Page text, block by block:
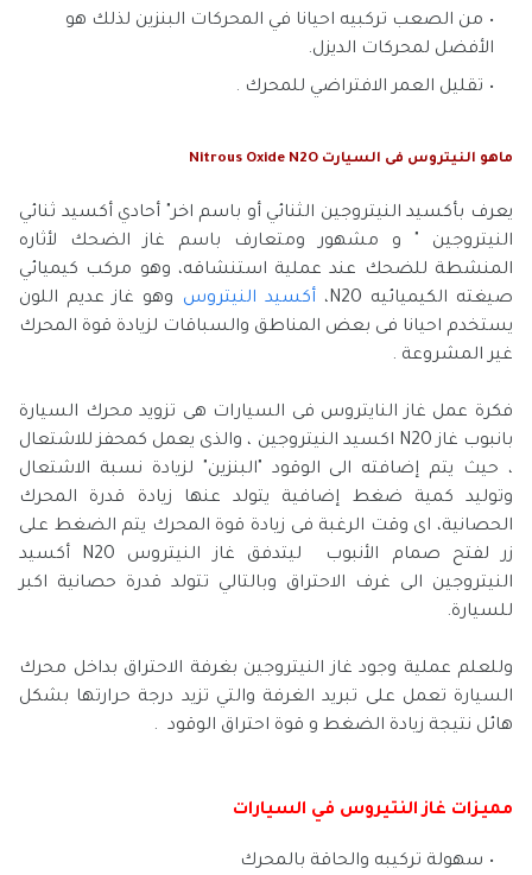
من الصعب تركبيه احيانا في المحركات البنزين لذلك هو
الأفضل لمحركات الديزل.
تقليل العمر الافتراضي للمحرك .
ماهو النيتروس فى السيارت Nitrous Oxide N2O
يعرف بأكسيد النيتروجين الثنائي أو باسم اخر" أحادي أكسيد ثنائي
النيتروجين " و مشهور ومتعارف باسم غاز الضحك لأثاره
المنشطة للضحك عند عملية استنشاقه، وهو مركب كيميائي
صيغته الكيميائيه N2O،
أكسيد النيتروس وهو غاز عديم اللون
يستخدم احيانا فى بعض المناطق والسباقات لزيادة قوة المحرك
غير المشروعة .
فكرة عمل غاز النايتروس فى السيارات هى تزويد محرك السيارة
بانبوب غاز N2O اكسيد النيتروجين ، والذى يعمل كمحفز للاشتعال
، حيث يتم إضافته الى الوقود "البنزين" لزيادة نسبة الاشتعال
وتوليد كمية ضغط إضافية يتولد عنها زيادة قدرة المحرك
الحصانية، اى وقت الرغبة فى زيادة قوة المحرك يتم الضغط على
زر لفتح صمام الأنبوب ليتدفق غاز النيتروس N2O أكسيد
النيتروجين الى غرف الاحتراق وبالتالي تتولد قدرة حصانية اكبر
للسيارة.
وللعلم عملية وجود غاز النيتروجين بغرفة الاحتراق بداخل محرك
السيارة تعمل على تبريد الغرفة والتي تزيد درجة حرارتها بشكل
هائل نتيجة زيادة الضغط و قوة احتراق الوقود .
مميزات غاز النتيروس في السيارات
سهولة تركيبه والحاقة بالمحرك